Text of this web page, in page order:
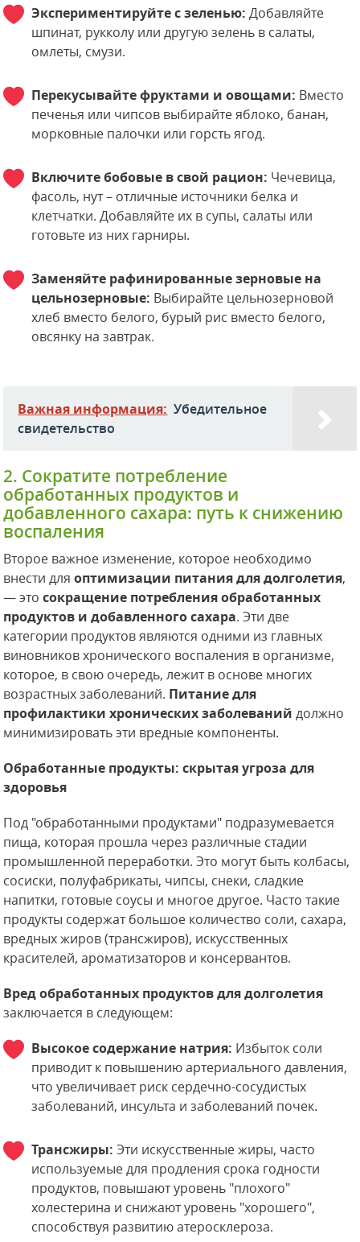
Экспериментируйте с зеленью: Добавляйте
шпинат, рукколу или другую зелень в салаты,
омлеты, смузи.
Перекусывайте фруктами и овощами: Вместо
печенья или чипсов выбирайте яблоко, банан,
морковные палочки или горсть ягод.
Включите бобовые в свой рацион: Чечевица,
фасоль, нут – отличные источники белка и
клетчатки. Добавляйте их в супы, салаты или
готовьте из них гарниры.
Заменяйте рафинированные зерновые на
цельнозерновые: Выбирайте цельнозерновой
хлеб вместо белого, бурый рис вместо белого,
овсянку на завтрак.
Важная информация: Убедительное
свидетельство
2. Сократите потребление
обработанных продуктов и
добавленного сахара: путь к снижению
воспаления
Второе важное изменение, которое необходимо
внести дляоптимизации питания для долголетия,
— этосокращение потребления обработанных
продуктов и добавленного сахара. Эти две
категории продуктов являются одними из главных
виновников хронического воспаления в организме,
которое, в свою очередь, лежит в основе многих
возрастных заболеваний. Питание для
профилактики хронических заболеваний должно
минимизировать эти вредные компоненты.
Обработанные продукты: скрытая угроза для
здоровья
Под "обработанными продуктами" подразумевается
пища, которая прошла через различные стадии
промышленной переработки. Это могут быть колбасы,
сосиски, полуфабрикаты, чипсы, снеки, сладкие
напитки, готовые соусы и многое другое. Часто такие
продукты содержат большое количество соли, сахара,
вредных жиров (трансжиров), искусственных
красителей, ароматизаторов и консервантов.
Вред обработанных продуктов для долголетия
заключается в следующем:
Высокое содержание натрия: Избыток соли
приводит к повышению артериального давления,
что увеличивает риск сердечно-сосудистых
заболеваний, инсульта и заболеваний почек.
Трансжиры: Эти искусственные жиры, часто
используемые для продления срока годности
продуктов, повышают уровень "плохого"
холестерина и снижают уровень "хорошего",
способствуя развитию атеросклероза.